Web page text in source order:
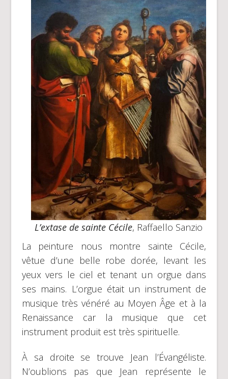
L’extase de sainte Cécile, Raffaello Sanzio
La peinture nous montre sainte Cécile,
vêtue d’une belle robe dorée, levant les
yeux vers le ciel et tenant un orgue dans
ses mains. L’orgue était un instrument de
musique très vénéré au Moyen Âge et à la
Renaissance car la musique que cet
instrument produit est très spirituelle.
À sa droite se trouve Jean l’Évangéliste.
N’oublions pas que Jean représente le